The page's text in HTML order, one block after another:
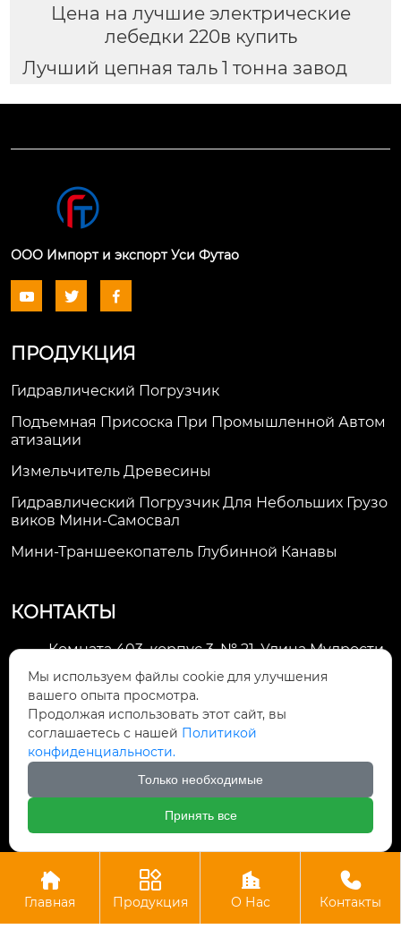
Цена на лучшие электрические
лебедки 220в купить
Лучший цепная таль 1 тонна завод
ООО Импорт и экспорт Уси Футао
  
ПРОДУКЦИЯ
Гидравлический Погрузчик
Подъемная Присоска При Промышленной Автом
Атизации
Измельчитель Древесины
Гидравлический Погрузчик Для Небольших Грузо
Виков Мини-Самосвал
Мини-Траншеекопатель Глубинной Канавы
КОНТАКТЫ
Комната 403, корпус 3, № 21, Улица Мудрости,
Зона экономического развития Хуэйшань,
город Уси
li@futaogroup.com

Авторское право©ООО Импорт и экспорт Уси Футао

Главная

Продукция

О Нас

Контакты
Мы используем файлы cookie для улучшения
вашего опыта просмотра.
Продолжая использовать этот сайт, вы
соглашаетесь с нашей Политикой
конфиденциальности.
Только необходимые
Принять все